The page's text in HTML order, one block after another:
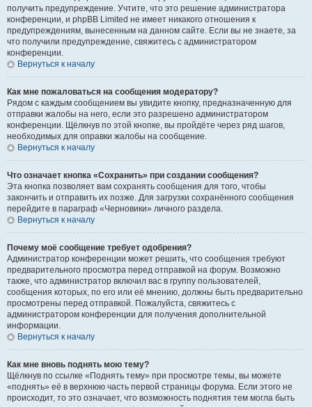
получить предупреждение. Учтите, что это решение администратора
конференции, и phpBB Limited не имеет никакого отношения к
предупреждениям, вынесенным на данном сайте. Если вы не знаете, за
что получили предупреждение, свяжитесь с администратором
конференции.
Вернуться к началу
Как мне пожаловаться на сообщения модератору?
Рядом с каждым сообщением вы увидите кнопку, предназначенную для
отправки жалобы на него, если это разрешено администратором
конференции. Щёлкнув по этой кнопке, вы пройдёте через ряд шагов,
необходимых для оправки жалобы на сообщение.
Вернуться к началу
Что означает кнопка «Сохранить» при создании сообщения?
Эта кнопка позволяет вам сохранять сообщения для того, чтобы
закончить и отправить их позже. Для загрузки сохранённого сообщения
перейдите в параграф «Черновики» личного раздела.
Вернуться к началу
Почему моё сообщение требует одобрения?
Администратор конференции может решить, что сообщения требуют
предварительного просмотра перед отправкой на форум. Возможно
также, что администратор включил вас в группу пользователей,
сообщения которых, по его или её мнению, должны быть предварительно
просмотрены перед отправкой. Пожалуйста, свяжитесь с
администратором конференции для получения дополнительной
информации.
Вернуться к началу
Как мне вновь поднять мою тему?
Щёлкнув по ссылке «Поднять тему» при просмотре темы, вы можете
«поднять» её в верхнюю часть первой страницы форума. Если этого не
происходит, то это означает, что возможность поднятия тем могла быть